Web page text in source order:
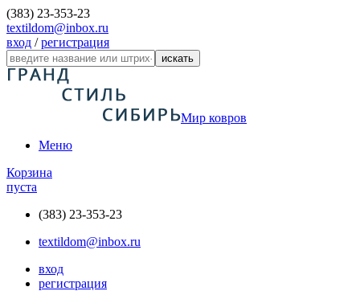
(383) 23-353-23
textildom@inbox.ru
вход /регистрация
искать
Мир ковров
Меню
Корзина
пуста
(383) 23-353-23
textildom@inbox.ru
вход
регистрация